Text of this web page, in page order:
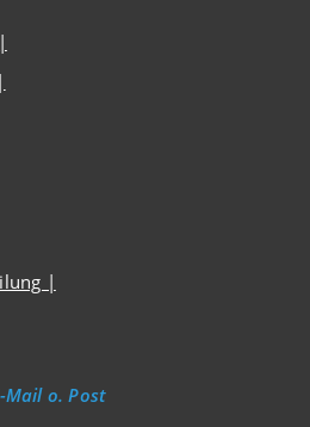
|
|
|
Mail o. Post